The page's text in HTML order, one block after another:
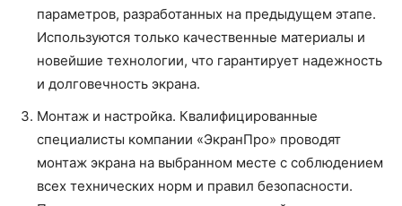
параметров, разработанных на предыдущем этапе.
Используются только качественные материалы и
новейшие технологии, что гарантирует надежность
и долговечность экрана.
Монтаж и настройка. Квалифицированные
специалисты компании «ЭкранПро» проводят
монтаж экрана на выбранном месте с соблюдением
всех технических норм и правил безопасности.